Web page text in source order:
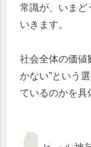
常識が、いまど
いきます。
社会全体の価値
かない”という
ているのかを具